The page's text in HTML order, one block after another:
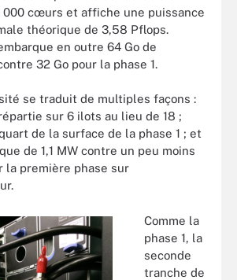
000 cœurs et affiche une puissance
théorique de 3,58 Pflops.
en outre 64 Go de
32 Go pour la phase 1.
se traduit de multiples façons :
sur 6 ilots au lieu de 18 ;
de la surface de la phase 1 ; et
de 1,1 MW contre un peu moins
la première phase sur
Comme la
phase 1, la
seconde
tranche de